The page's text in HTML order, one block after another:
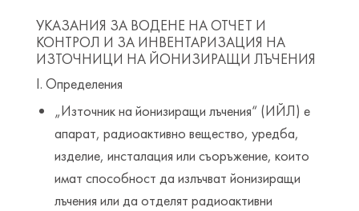
УКАЗАНИЯ ЗА ВОДЕНЕ НА ОТЧЕТ И
КОНТРОЛ И ЗА ИНВЕНТАРИЗАЦИЯ НА
ИЗТОЧНИЦИ НА ЙОНИЗИРАЩИ ЛЪЧЕНИЯ
І. Определения
„Източник на йонизиращи лъчения“ (ИЙЛ) е
апарат, радиоактивно вещество, уредба,
изделие, инсталация или съоръжение, които
имат способност да излъчват йонизиращи
лъчения или да отделят радиоактивни